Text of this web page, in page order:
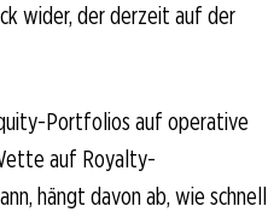
wider, der derzeit auf der
Portfolios auf operative
auf Royalty-
hängt davon ab, wie schnell